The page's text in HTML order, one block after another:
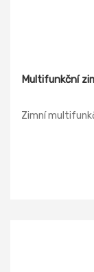
Multifunkční
Zimní